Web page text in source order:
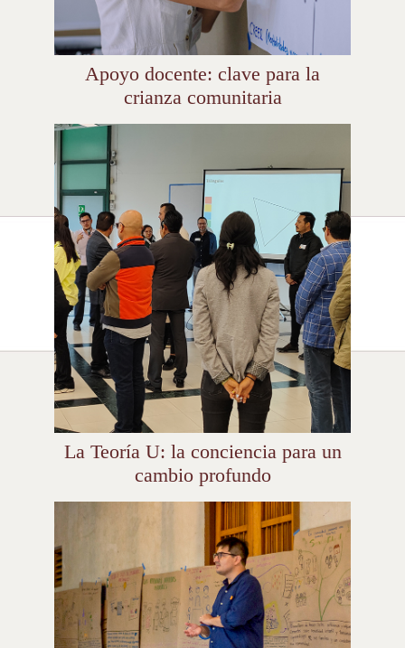
Apoyo docente: clave para la
crianza comunitaria
La Teoría U: la conciencia para un
cambio profundo